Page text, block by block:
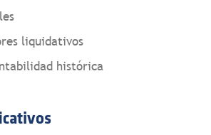
liquidativos
histórica